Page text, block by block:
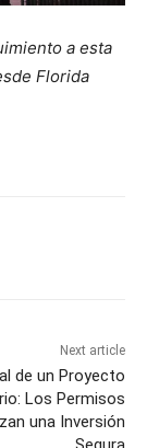
a esta
Florida
Next article
de un Proyecto
Los Permisos
una Inversión